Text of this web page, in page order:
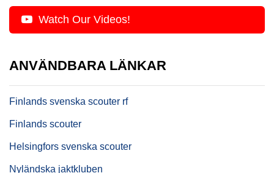
Watch Our Videos!
ANVÄNDBARA LÄNKAR
Finlands svenska scouter rf
Finlands scouter
Helsingfors svenska scouter
Nyländska jaktkluben